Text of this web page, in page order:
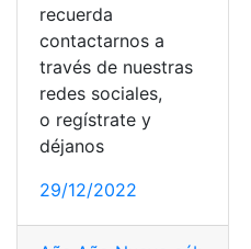
recuerda
contactarnos a
través de nuestras
redes sociales,
o regístrate y
déjanos
29/12/2022